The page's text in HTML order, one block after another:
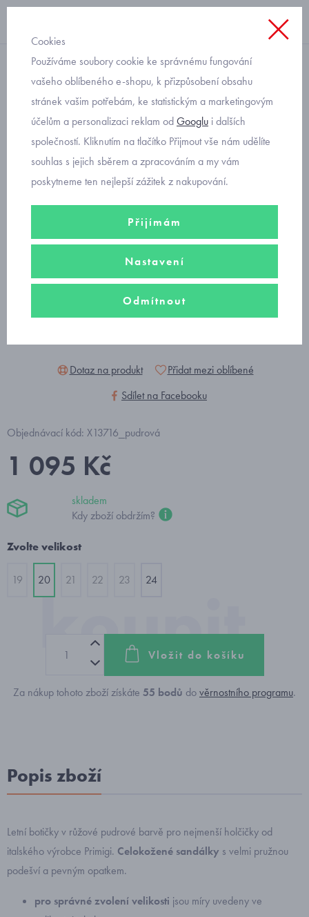
dívčí
Primigi 5858933 dětské
sandálky s kytičkou
Dotaz na produkt
Přidat mezi oblíbené
Sdílet na Facebooku
Objednávací kód: X13716_pudrová
1 095 Kč
skladem
Kdy zboží obdržím?
Zvolte velikost
19 20 21 22 23 24
Vložit do košíku
Za nákup tohoto zboží získáte 55 bodů dověrnostního programu.
Popis zboží
Letní botičky v růžové pudrové barvě pro nejmenší holčičky od
italského výrobce Primigi. Celokožené sandálky s velmi pružnou
podešví a pevným opatkem.
pro správné zvolení velikosti jsou míry uvedeny ve
Cookies
Používáme soubory cookie ke správnému fungování
vašeho oblíbeného e-shopu, k přizpůsobení obsahu
stránek vašim potřebám, ke statistickým a marketingovým
účelům a personalizaci reklam odGooglu i dalších
společností. Kliknutím na tlačítko Přijmout vše nám udělíte
souhlas s jejich sběrem a zpracováním a my vám
poskytneme ten nejlepší zážitek z nakupování.
Přijímám
Nastavení
Odmítnout